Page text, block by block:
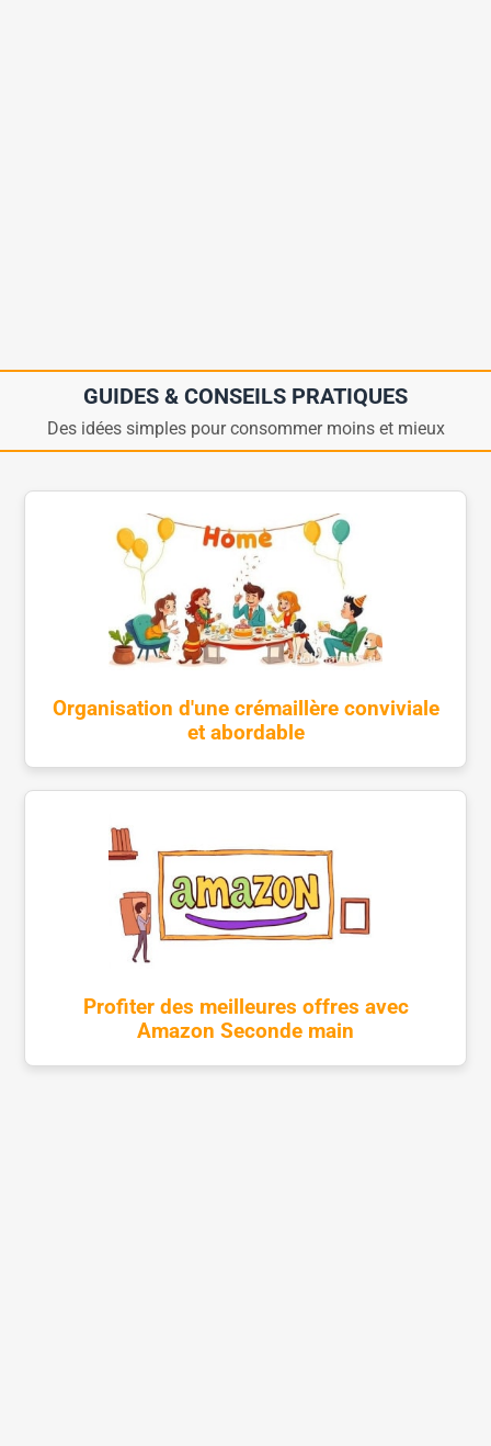
GUIDES & CONSEILS PRATIQUES
Des idées simples pour consommer moins et mieux
Organisation d'une crémaillère conviviale
et abordable
Profiter des meilleures offres avec
Amazon Seconde main